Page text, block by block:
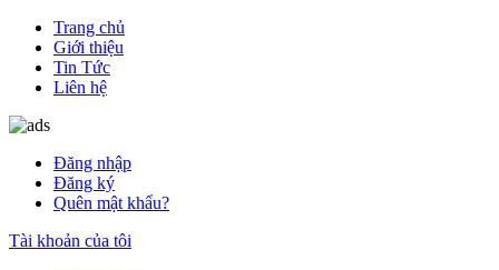
Trang chủ
Giới thiệu
Tin Tức
Liên hệ
Đăng nhập
Đăng ký
Quên mật khẩu?
Tài khoản của tôi